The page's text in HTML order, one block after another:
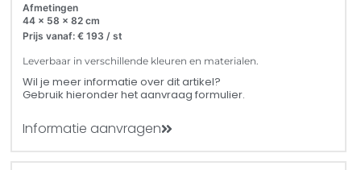
Afmetingen
44 x 58 x 82 cm
Prijs vanaf: € 193 / st
Leverbaar in verschillende kleuren en materialen.
Wil je meer informatie over dit artikel?
Gebruik hieronder het aanvraag formulier.
Informatie aanvragen